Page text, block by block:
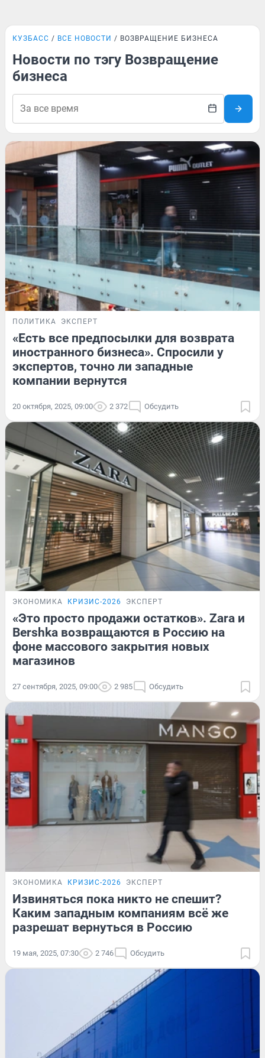
КУЗБАСС ВСЕ НОВОСТИ ВОЗВРАЩЕНИЕ БИЗНЕСА
Новости по тэгу Возвращение
бизнеса
ПОЛИТИКА ЭКСПЕРТ
«Есть все предпосылки для возврата
иностранного бизнеса». Спросили у
экспертов, точно ли западные
компании вернутся
20 октября, 2025, 09:00 2 372 Обсудить
ЭКОНОМИКА КРИЗИС-2026 ЭКСПЕРТ
«Это просто продажи остатков». Zara и
Bershka возвращаются в Россию на
фоне массового закрытия новых
магазинов
27 сентября, 2025, 09:00 2 985 Обсудить
ЭКОНОМИКА КРИЗИС-2026 ЭКСПЕРТ
Извиняться пока никто не спешит?
Каким западным компаниям всё же
разрешат вернуться в Россию
19 мая, 2025, 07:30 2 746 Обсудить